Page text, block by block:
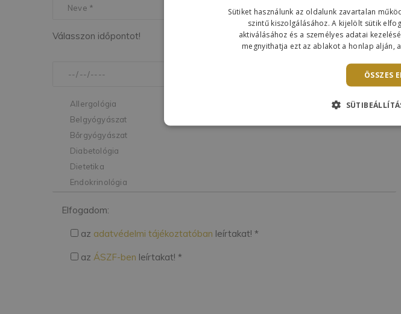
Válasszon időpontot!
Elfogadom:
az adatvédelmi tájékoztatóban leírtakat! *
az ÁSZF-ben leírtakat! *
Sütiket használunk az oldalunk zavartalan
szintű kiszolgálásához. A kijelölt sütik
aktiválásához és a személyes adatai
megnyithatja ezt az ablakot a honlap alján,
ÖSSZES